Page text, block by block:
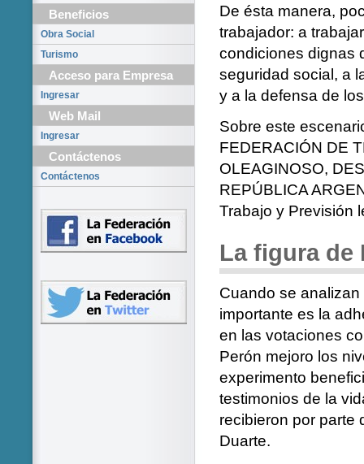
Beneficios
Obra Social
Turismo
Acceso para Empresa
Ingresar
Web Mail
Ingresar
Contáctenos
Contáctenos
De ésta manera,
trabajador: a
condiciones dignas
seguridad social, a
y a la defensa de
Sobre este
FEDERACIÓN DE
OLEAGINOSO,
REPÚBLICA
Trabajo y Previsión
La figura de
Cuando se
importante es la
en las votaciones
Perón mejoro los
experimento
testimonios de la
recibieron por parte
Duarte.